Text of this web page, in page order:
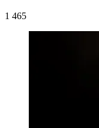
1 465